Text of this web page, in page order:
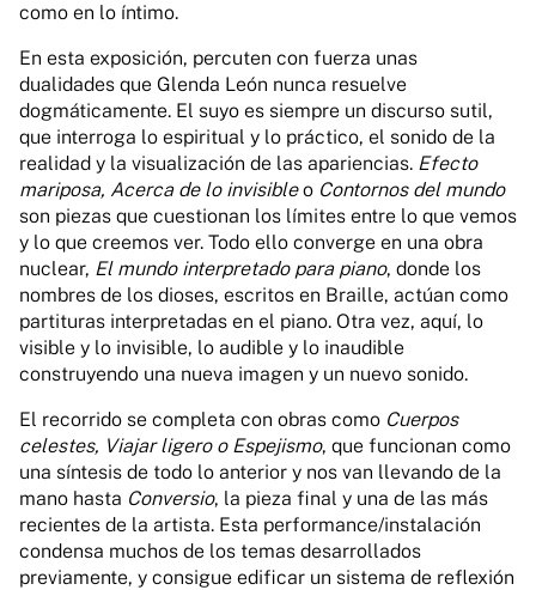
como en lo íntimo.
En esta exposición, percuten con fuerza unas
dualidades que Glenda León nunca resuelve
dogmáticamente. El suyo es siempre un discurso sutil,
que interroga lo espiritual y lo práctico, el sonido de la
realidad y la visualización de las apariencias. Efecto
mariposa, Acerca de lo invisibleo Contornos del mundo
son piezas que cuestionan los límites entre lo que vemos
y lo que creemos ver. Todo ello converge en una obra
nuclear, El mundo interpretado para piano, donde los
nombres de los dioses, escritos en Braille, actúan como
partituras interpretadas en el piano. Otra vez, aquí, lo
visible y lo invisible, lo audible y lo inaudible
construyendo una nueva imagen y un nuevo sonido.
El recorrido se completa con obras como Cuerpos
celestes, Viajar ligero o Espejismo, que funcionan como
una síntesis de todo lo anterior y nos van llevando de la
mano hasta Conversio, la pieza final y una de las más
recientes de la artista. Esta performance/instalación
condensa muchos de los temas desarrollados
previamente, y consigue edificar un sistema de reflexión